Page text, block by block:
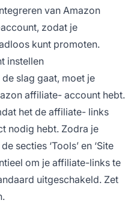
van Amazon
zodat je
kunt promoten.
instellen
slag gaat, moet je
affiliate- account hebt.
het de affiliate- links
nodig hebt. Zodra je
secties ‘Tools’ en ‘Site
om je affiliate-links te
uitgeschakeld. Zet